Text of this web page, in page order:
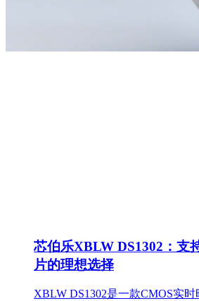
芯伯乐XBLW DS1302：支
片的理想选择
XBLW DS1302是一款CMOS实